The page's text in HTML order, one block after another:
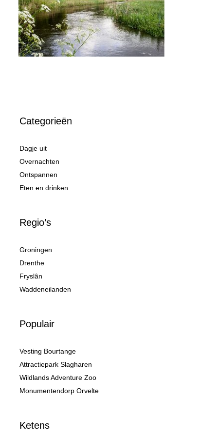
Categorieën
Dagje uit
Overnachten
Ontspannen
Eten en drinken
Regio’s
Groningen
Drenthe
Fryslân
Waddeneilanden
Populair
Vesting Bourtange
Attractiepark Slagharen
Wildlands Adventure Zoo
Monumentendorp Orvelte
Ketens